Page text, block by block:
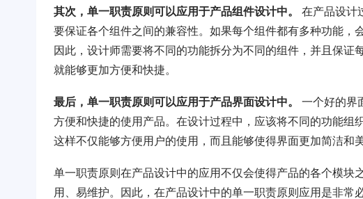
其次，单一职责原则可以应用于产品组件设计中。
在产品设计
要保证各个组件之间的兼容性。如果每个组件都有多种功能，
因此，设计师需要将不同的功能拆分为不同的组件，并且保证
就能够更加方便和快捷。
最后，单一职责原则可以应用于产品界面设计中。
一个好的界
方便和快捷的使用产品。在设计过程中，应该将不同的功能组
这样不仅能够方便用户的使用，而且能够使得界面更加简洁和
单一职责原则在产品设计中的应用不仅会使得产品的各个模块
用、易维护。因此，在产品设计中的单一职责原则应用是非常